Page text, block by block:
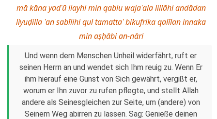
mā kāna yadʿū ilayhi min qablu wajaʿala lillāhi andādan
liyuḍilla ʿan sabīlihi qul tamattaʿ bikufrika qalīlan innaka
min aṣḥābi an-nāri
Und wenn dem Menschen Unheil widerfährt, ruft er
seinen Herrn an und wendet sich Ihm reuig zu. Wenn Er
ihm hierauf eine Gunst von Sich gewährt, vergißt er,
worum er Ihn zuvor zu rufen pflegte, und stellt Allah
andere als Seinesgleichen zur Seite, um (andere) von
Seinem Weg abirren zu lassen. Sag: Genieße deinen